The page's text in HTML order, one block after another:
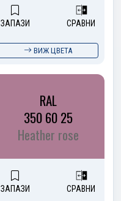
ЗАПАЗИ СРАВНИ
ВИЖ ЦВЕТА
RAL
350 60 25
Heather rose
ЗАПАЗИ СРАВНИ